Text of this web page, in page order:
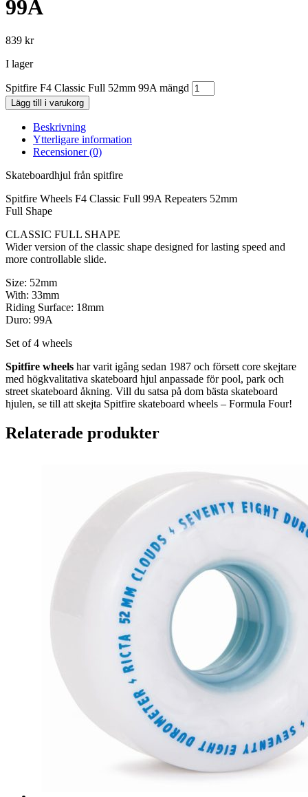
99A
839 kr
I lager
Spitfire F4 Classic Full 52mm 99A mängd
Lägg till i varukorg
Beskrivning
Ytterligare information
Recensioner (0)
Skateboardhjul från spitfire
Spitfire Wheels F4 Classic Full 99A Repeaters 52mm
Full Shape
CLASSIC FULL SHAPE
Wider version of the classic shape designed for lasting speed and
more controllable slide.
Size: 52mm
With: 33mm
Riding Surface: 18mm
Duro: 99A
Set of 4 wheels
Spitfire wheels har varit igång sedan 1987 och försett core skejtare
med högkvalitativa skateboard hjul anpassade för pool, park och
street skateboard åkning. Vill du satsa på dom bästa skateboard
hjulen, se till att skejta Spitfire skateboard wheels – Formula Four!
Relaterade produkter